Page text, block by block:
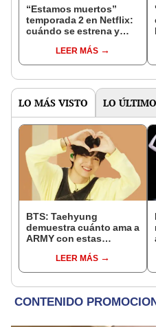
“Estamos muertos”
temporada 2 en Netflix:
cuándo se estrena y
temporadaLEER MÁS
LO MÁS VISTO LO ÚLTIMO
BTS: Taehyung
demuestra cuánto ama a
ARMY con estas
previas a PTD
LEER MÁS